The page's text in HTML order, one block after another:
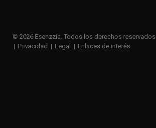
© 2026 Esenzzia. Todos los derechos reservados
Privacidad
Legal Enlaces de interés